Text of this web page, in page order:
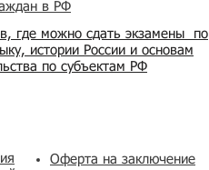
где можно сдать экзамены по
истории России и основам
по субъектам РФ
в РФ
​Оферта на заключение